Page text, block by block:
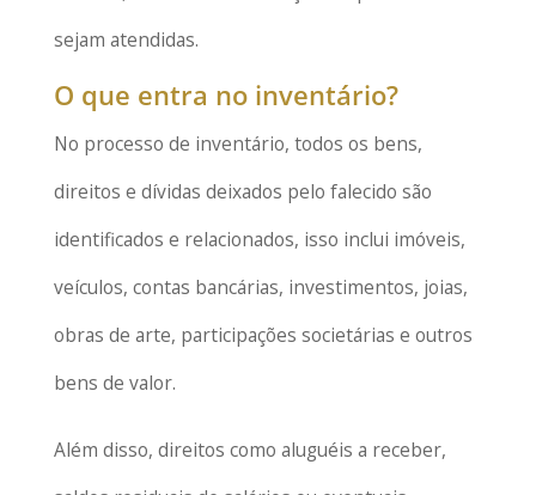
sejam atendidas.
O que entra no inventário?
No processo de inventário, todos os bens,
direitos e dívidas deixados pelo falecido são
identificados e relacionados, isso inclui imóveis,
veículos, contas bancárias, investimentos, joias,
obras de arte, participações societárias e outros
bens de valor.
Além disso, direitos como aluguéis a receber,